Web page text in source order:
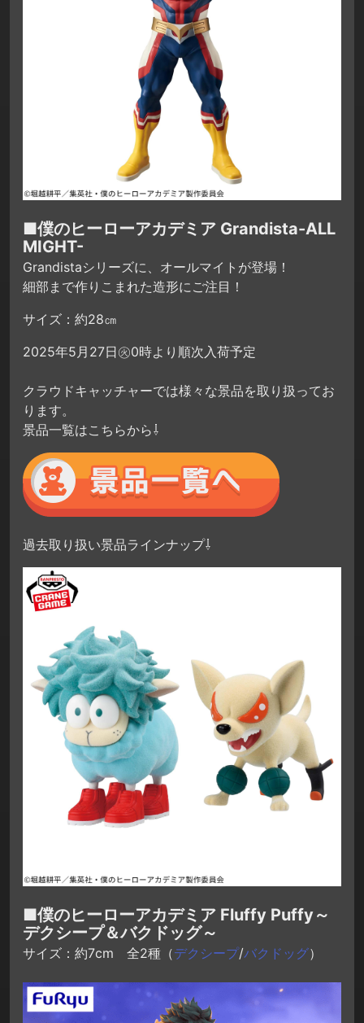
■僕のヒーローアカデミア Grandista-ALL
MIGHT-
Grandistaシリーズに、オールマイトが登場！
細部まで作りこまれた造形にご注目！
サイズ：約28㎝
2025年5月27日㊋0時より順次入荷予定
クラウドキャッチャーでは様々な景品を取り扱ってお
ります。
景品一覧はこちらから⇩
過去取り扱い景品ラインナップ⇩
■僕のヒーローアカデミア Fluffy Puffy～
デクシープ＆バクドッグ～
サイズ：約7cm 全2種（デクシープ/バクドッグ）